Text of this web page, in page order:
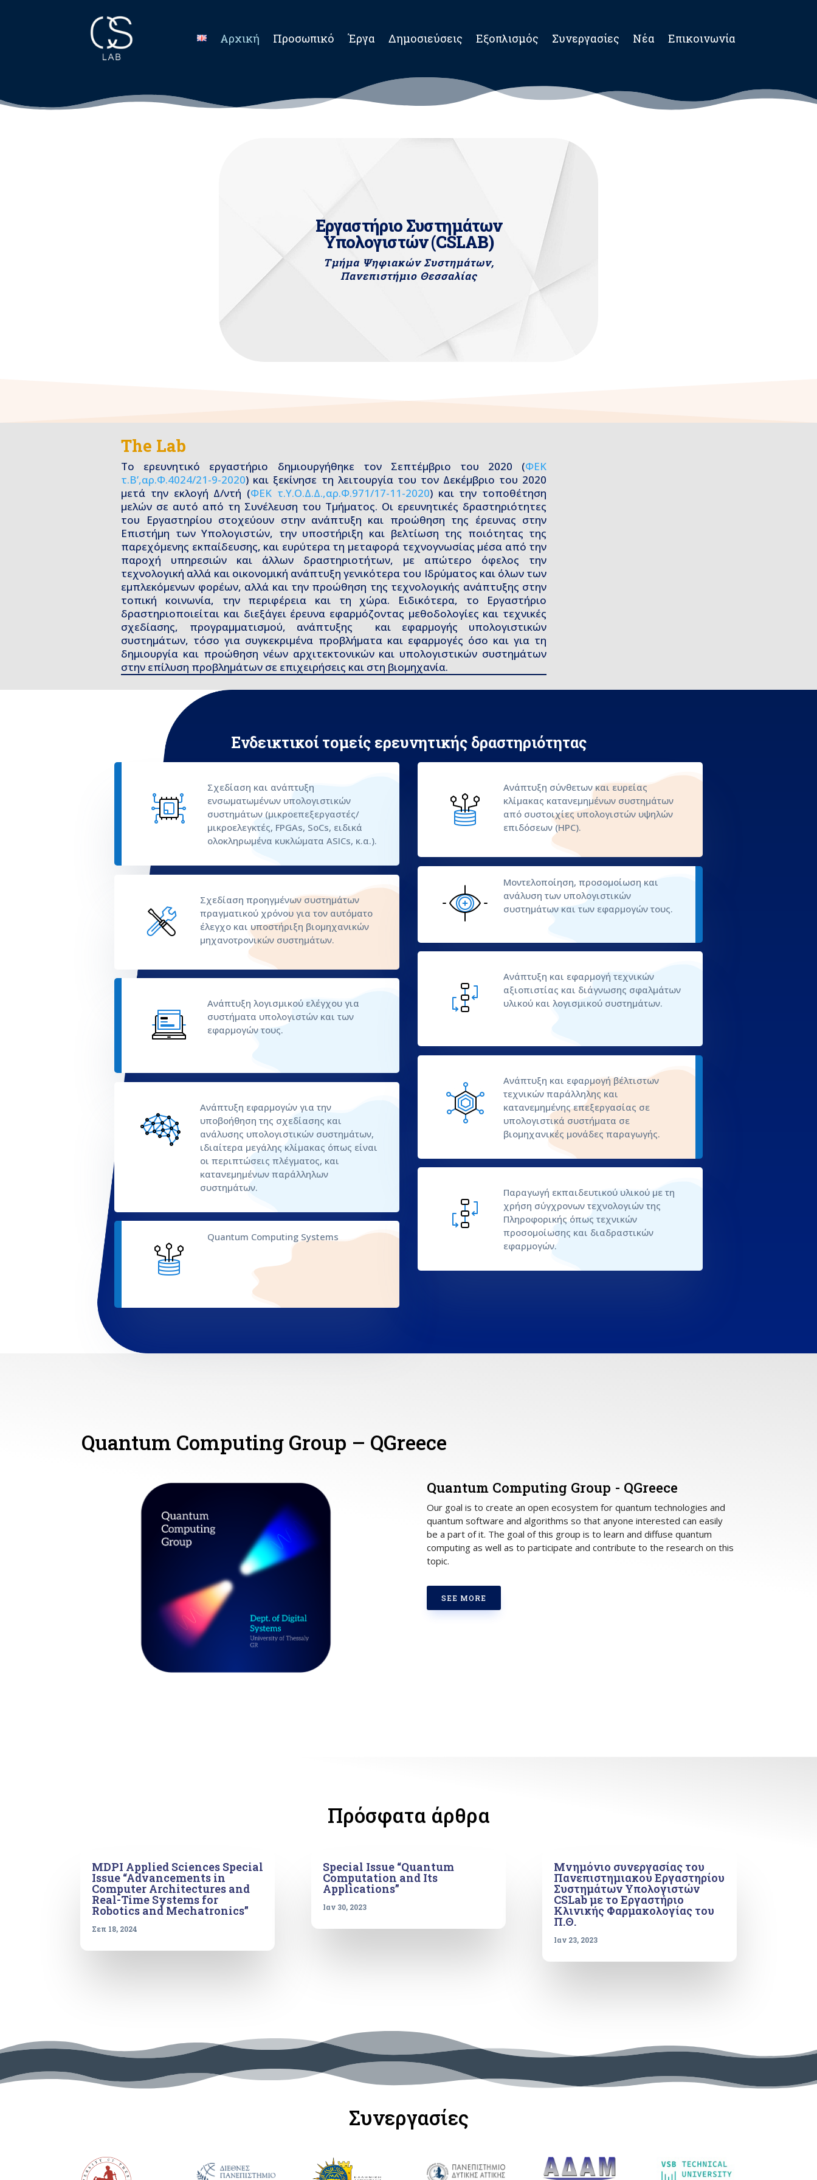
Αρχική Προσωπικό Έργα Δημοσιεύσεις Εξοπλισμός Συνεργασίες Νέα Επικοινωνία
Εργαστήριο Συστημάτων
Υπολογιστών (CSLAB)
Τμήμα Ψηφιακών Συστημάτων,
Πανεπιστήμιο Θεσσαλίας
The Lab
Το ερευνητικό εργαστήριο δημιουργήθηκε τον Σεπτέμβριο του 2020 (ΦΕΚ
τ.Β’,αρ.Φ.4024/21-9-2020) και ξεκίνησε τη λειτουργία του τον Δεκέμβριο του 2020
μετά την εκλογή Δ/ντή (ΦΕΚ τ.Υ.Ο.Δ.Δ.,αρ.Φ.971/17-11-2020) και την τοποθέτηση
μελών σε αυτό από τη Συνέλευση του Τμήματος. Οι ερευνητικές δραστηριότητες
του Εργαστηρίου στοχεύουν στην ανάπτυξη και προώθηση της έρευνας στην
Επιστήμη των Υπολογιστών, την υποστήριξη και βελτίωση της ποιότητας της
παρεχόμενης εκπαίδευσης, και ευρύτερα τη μεταφορά τεχνογνωσίας μέσα από την
παροχή υπηρεσιών και άλλων δραστηριοτήτων, με απώτερο όφελος την
τεχνολογική αλλά και οικονομική ανάπτυξη γενικότερα του Ιδρύματος και όλων των
εμπλεκόμενων φορέων, αλλά και την προώθηση της τεχνολογικής ανάπτυξης στην
τοπική κοινωνία, την περιφέρεια και τη χώρα. Ειδικότερα, το Εργαστήριο
δραστηριοποιείται και διεξάγει έρευνα εφαρμόζοντας μεθοδολογίες και τεχνικές
σχεδίασης, προγραμματισμού, ανάπτυξης και εφαρμογής υπολογιστικών
συστημάτων, τόσο για συγκεκριμένα προβλήματα και εφαρμογές όσο και για τη
δημιουργία και προώθηση νέων αρχιτεκτονικών και υπολογιστικών συστημάτων
στην επίλυση προβλημάτων σε επιχειρήσεις και στη βιομηχανία.
Ενδεικτικοί τομείς ερευνητικής δραστηριότητας
Σχεδίαση και ανάπτυξη
ενσωματωμένων υπολογιστικών
συστημάτων (μικροεπεξεργαστές/
μικροελεγκτές, FPGAs, SoCs, ειδικά
ολοκληρωμένα κυκλώματα ASICs, κ.α.).
Σχεδίαση προηγμένων συστημάτων
πραγματικού χρόνου για τον αυτόματο
έλεγχο και υποστήριξη βιομηχανικών
μηχανοτρονικών συστημάτων.
Ανάπτυξη λογισμικού ελέγχου για
συστήματα υπολογιστών και των
εφαρμογών τους.
Ανάπτυξη εφαρμογών για την
υποβοήθηση της σχεδίασης και
ανάλυσης υπολογιστικών συστημάτων,
ιδιαίτερα μεγάλης κλίμακας όπως είναι
οι περιπτώσεις πλέγματος, και
κατανεμημένων παράλληλων
συστημάτων.
Quantum Computing Systems
Ανάπτυξη σύνθετων και ευρείας
κλίμακας κατανεμημένων συστημάτων
από συστοιχίες υπολογιστών υψηλών
επιδόσεων (HPC).
Μοντελοποίηση, προσομοίωση και
ανάλυση των υπολογιστικών
συστημάτων και των εφαρμογών τους.
Ανάπτυξη και εφαρμογή τεχνικών
αξιοπιστίας και διάγνωσης σφαλμάτων
υλικού και λογισμικού συστημάτων.
Ανάπτυξη και εφαρμογή βέλτιστων
τεχνικών παράλληλης και
κατανεμημένης επεξεργασίας σε
υπολογιστικά συστήματα σε
βιομηχανικές μονάδες παραγωγής.
Παραγωγή εκπαιδευτικού υλικού με τη
χρήση σύγχρονων τεχνολογιών της
Πληροφορικής όπως τεχνικών
προσομοίωσης και διαδραστικών
εφαρμογών.
Quantum Computing Group – QGreece
Quantum Computing Group - QGreece
Our goal is to create an open ecosystem for quantum technologies and
quantum software and algorithms so that anyone interested can easily
be a part of it. The goal of this group is to learn and diffuse quantum
computing as well as to participate and contribute to the research on this
topic.
SEE MORE
Πρόσφατα άρθρα
MDPI Applied Sciences Special
Issue “Advancements in
Computer Architectures and
Real-Time Systems for
Robotics and Mechatronics”
Σεπ 18, 2024
Special Issue “Quantum
Computation and Its
Applications”
Ιαν 30, 2023
Μνημόνιο συνεργασίας του
Πανεπιστημιακού Εργαστηρίου
Συστημάτων Υπολογιστών
CSLab με το Εργαστήριο
Κλινικής Φαρμακολογίας του
Π.Θ.
Ιαν 23, 2023
Συνεργασίες